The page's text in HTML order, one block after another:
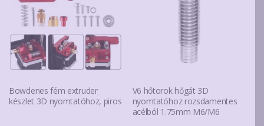
Bowdenes fém extruder
készlet 3D nyomtatóhoz, piros
V6 hőtorok hőgát 3D
nyomtatóhoz rozsdamentes
acélból 1.75mm M6/M6